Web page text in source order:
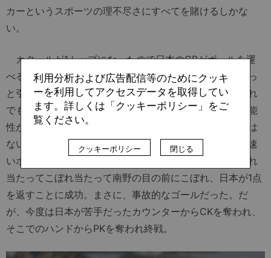
カーというスポーツの理不尽さにすべてを賭けるしかな
い。
カタールが1トップになったので日本のCBがボールを運
べるようになり、日本が押し込む時間が続く。今大会ずっ
と引いて守りを固める相手に対しては苦手だったが、それ
でも個のクオリティで上回る分、「事故」を起こせる可能
性が高くなった。特にデザインされた何かがあるわけでは
ないが、とにもかくもかくにも押し込んでいる。結果、速
いボールがボックス内に入るようになり、当たってこぼれ
当たってこぼれ当たって南野の目の前にこぼれ、日本が1点
を返すことに成功。まさに、事故的なゴールだった。だ
が、今度は日本が苦手だったカウンターからCKを奪われ、
そこでのハンドからPKを奪われ終戦。
利用分析および広告配信等のためにクッキ
ーを利用してアクセスデータを取得してい
ます。詳しくは「クッキーポリシー」をご
覧ください。
クッキーポリシー 閉じる